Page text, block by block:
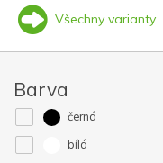
Všechny varianty
Barva
černá
bílá